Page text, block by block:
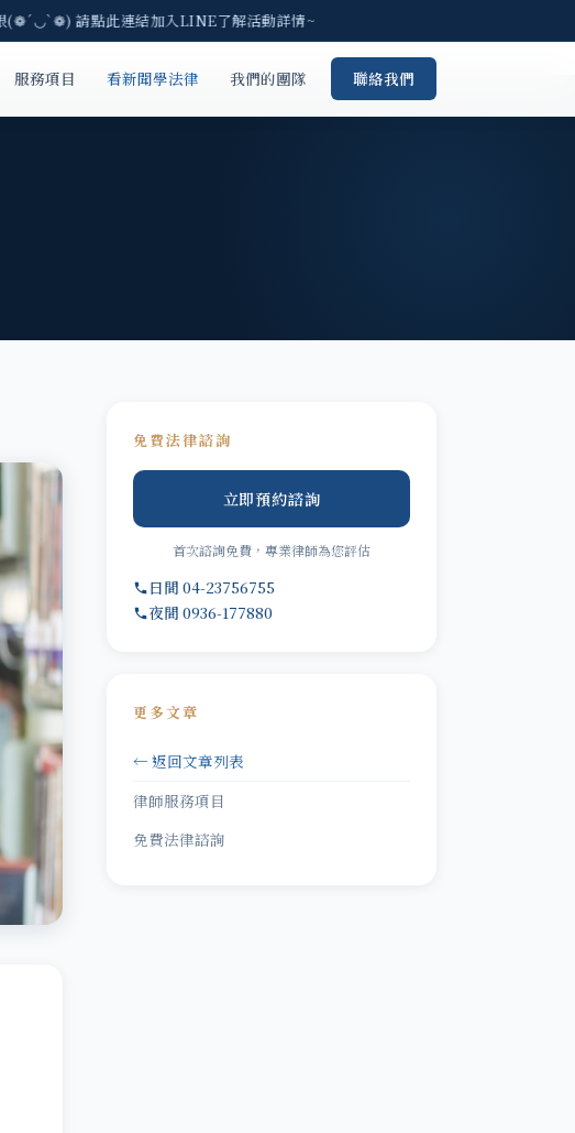
請點此連結加入LINE了解活動詳情~
服務項目 看新聞學法律 我們的團隊 聯絡我們
免費法律諮詢
立即預約諮詢
首次諮詢免費，專業律師為您評估
日間 04-23756755
夜間 0936-177880
更多文章
← 返回文章列表
律師服務項目
免費法律諮詢